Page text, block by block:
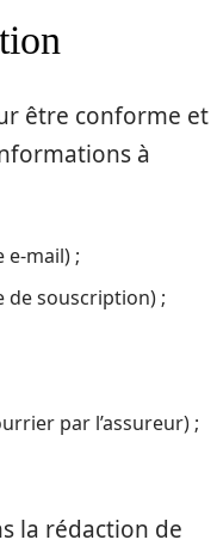
être conforme et
à
mail) ;
de souscription) ;
par l’assureur) ;
la rédaction de